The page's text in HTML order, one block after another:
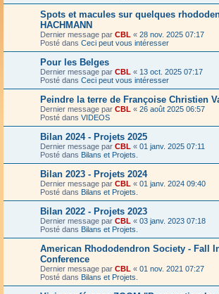
Spots et macules sur quelques
HACHMANN
Dernier message par CBL « 28 nov. 2025 07:17
Posté dans Ceci peut vous intéresser
Pour les Belges
Dernier message par CBL « 13 oct. 2025 07:17
Posté dans Ceci peut vous intéresser
Peindre la terre de Françoise Christien
Dernier message par CBL « 26 août 2025 06:57
Posté dans VIDEOS
Bilan 2024 - Projets 2025
Dernier message par CBL « 01 janv. 2025 07:11
Posté dans Bilans et Projets.
Bilan 2023 - Projets 2024
Dernier message par CBL « 01 janv. 2024 09:40
Posté dans Bilans et Projets.
Bilan 2022 - Projets 2023
Dernier message par CBL « 03 janv. 2023 07:18
Posté dans Bilans et Projets.
American Rhododendron Society - Fall
Conference
Dernier message par CBL « 01 nov. 2021 07:27
Posté dans Bilans et Projets.